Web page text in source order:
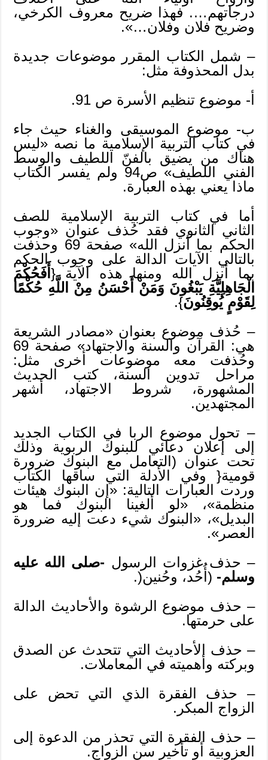
درجاتهم…. فهذا ضريح معروف الكرخي،
وضريح فلان وفلان…».
– شمل الكتاب المقرر موضوعات جديدة
بدل المحذوفة مثل:
أ- موضوع تنظيم الأسرة ص 91.
ب- موضوع الموسيقى والغناء حيث جاء
في كتاب التربية الإسلامية ما نصه «ليس
هناك من يضيق بالفنّ اللطيف والوسط
الفني اللطيف» ص94 ولم يفسر الكتاب
ماذا يعني بهذه العبارة.
أما في كتاب التربية الإسلامية للصف
الثاني الثانوي فقد حُذف عنوان «وجوب
الحكم بما أنزل الله» صفحة 69 وحذفت
بالتالي الآيات الدالة على وجوب الحكم
بما أنزل الله ومنها هذه الآية {أَفَحُكْمَ
الْجَاهِلِيَّةِ يَبْغُونَ وَمَنْ أَحْسَنُ مِنْ اللَّهِ حُكْمًا
لِقَوْمٍ يُوقِنُونَ}.
– حُذف موضوع بعنوان «مصادر الشريعة
هي: القرآن والسنة والاجتهاد» صفحة 69
وحُذفت معه موضوعات أخرى مثل:
مراحل تدوين السنة، كتب الحديث
المشهورة، شروط الاجتهاد، أشهر
المجتهدين.
– تحول موضوع الربا في الكتاب الجديد
إلى إعلان دعائي للبنوك الربوية وذلك
تحت عنوان (التعامل مع البنوك ضرورة
قومية{ وفي الأدلة التي ساقها الكتاب
وردت العبارات التالية: «إن البنوك هيئات
منظمة»، «لو ألغينا البنوك فما هو
البديل»، «البنوك شيء دعت إليه ضرورة
العصر».
– حذف غزوات الرسول -صلى الله عليه
وسلم- (أُحُد، وحُنين(.
– حذف موضوع الرشوة والأحاديث الدالة
على حرمتها.
– حذف الأحاديث التي تتحدث عن الصدق
وبركته وأهميته في المعاملات.
– حذف الفقرة الذي التي تحض على
الزواج المبكر.
– حذف الفقرة التي تحذر من الدعوة إلى
العزوبية أو تأخير سن الزواج.